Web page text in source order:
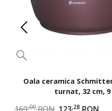
Oala ceramica
turnat, 32 cm, 9
,28
,00